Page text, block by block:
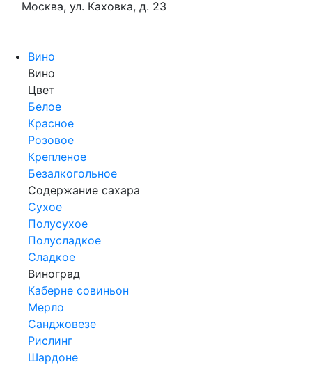
Москва, ул. Каховка, д. 23
Вино
Вино
Цвет
Белое
Красное
Розовое
Крепленое
Безалкогольное
Содержание сахара
Сухое
Полусухое
Полусладкое
Сладкое
Виноград
Каберне совиньон
Мерло
Санджовезе
Рислинг
Шардоне